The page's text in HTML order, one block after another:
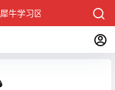
犀牛学习区